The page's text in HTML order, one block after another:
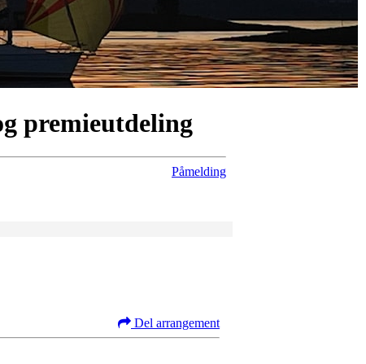
premieutdeling
Påmelding
Del arrangement